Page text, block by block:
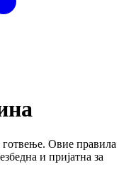
Овие правила
и пријатна за